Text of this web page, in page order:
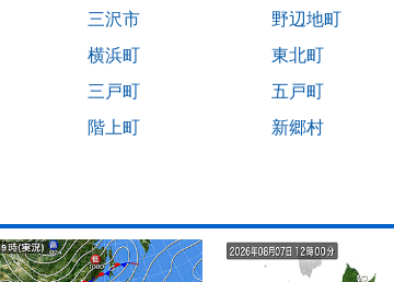
三沢市
野辺地町
横浜町
東北町
三戸町
五戸町
階上町 新郷村